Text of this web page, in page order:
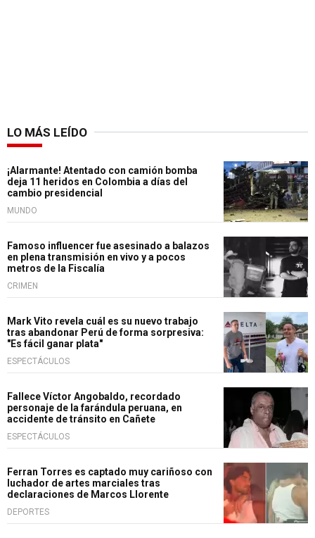
LO MÁS LEÍDO
¡Alarmante! Atentado con camión bomba
deja 11 heridos en Colombia a días del
cambio presidencial
MUNDO
Famoso influencer fue asesinado a balazos
en plena transmisión en vivo y a pocos
metros de la Fiscalía
CRIMEN
Mark Vito revela cuál es su nuevo trabajo
tras abandonar Perú de forma sorpresiva:
"Es fácil ganar plata"
ESPECTÁCULOS
Fallece Víctor Angobaldo, recordado
personaje de la farándula peruana, en
accidente de tránsito en Cañete
ESPECTÁCULOS
Ferran Torres es captado muy cariñoso con
luchador de artes marciales tras
declaraciones de Marcos Llorente
DEPORTES